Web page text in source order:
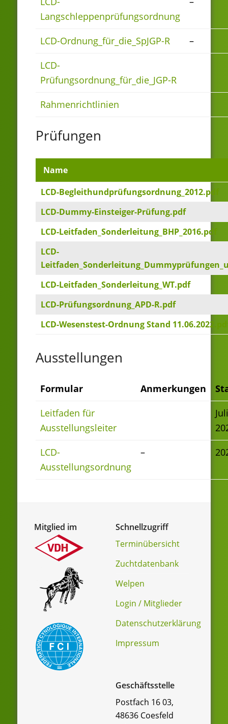
Langschleppenprüfungsordnung
LCD-Ordnung_für_die_SpJGP-R
–
LCD-
Prüfungsordnung_für_die_JGP-R
Rahmenrichtlinien
Prüfungen
Name
LCD-Begleithundprüfungsordnung_2012.pdf
LCD-Dummy-Einsteiger-Prüfung.pdf
LCD-Leitfaden_Sonderleitung_BHP_2016.pdf
LCD-
LCD-Leitfaden_Sonderleitung_WT.pdf
LCD-Prüfungsordnung_APD-R.pdf
LCD-Wesenstest-Ordnung Stand
Ausstellungen
Formular Anmerkungen
Leitfaden für
Ausstellungsleiter
Juli
LCD-
Ausstellungsordnung
–
Mitglied im
Schnellzugriff
Terminübersicht
Zuchtdatenbank
Welpen
Login / Mitglieder
Datenschutzerklärung
Impressum
Geschäftsstelle
Postfach 16 03,
48636 Coesfeld